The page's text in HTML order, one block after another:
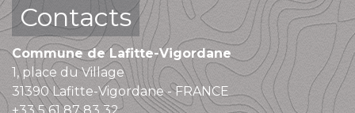
Contacts
Commune de Lafitte-Vigordane
1, place du Village
31390 Lafitte-Vigordane - FRANCE